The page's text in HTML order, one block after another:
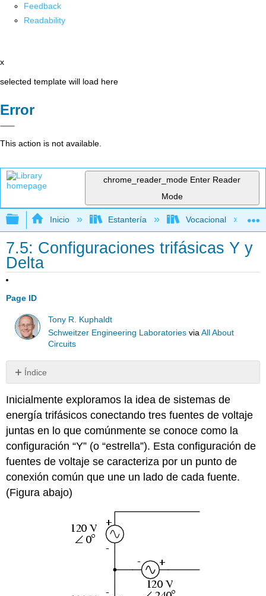
Feedback
Readability
x
selected template will load here
Error
This action is not available.
chrome_reader_mode Enter Reader
Mode
Expandir/contraer jerarquía global
Inicio Estantería Vocacional
7.5: Configuraciones trifásicas Y y
Delta
Page ID
Tony R. Kuphaldt
Schweitzer Engineering Laboratories viaAll About
Circuits
Índice
Inicialmente exploramos la idea de sistemas de
energía trifásicos conectando tres fuentes de voltaje
juntas en lo que comúnmente se conoce como la
configuración “Y” (o “estrella”). Esta configuración de
fuentes de voltaje se caracteriza por un punto de
conexión común que une un lado de cada fuente.
(Figura abajo)